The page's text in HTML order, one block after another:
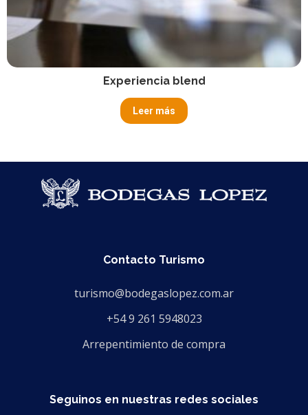
Experiencia blend
Leer más
Contacto Turismo
turismo@bodegaslopez.com.ar
+54 9 261 5948023
Arrepentimiento de compra
Seguinos en nuestras redes sociales